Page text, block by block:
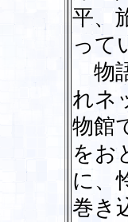
平、
って
物
れネ
物館
をお
に、
巻き